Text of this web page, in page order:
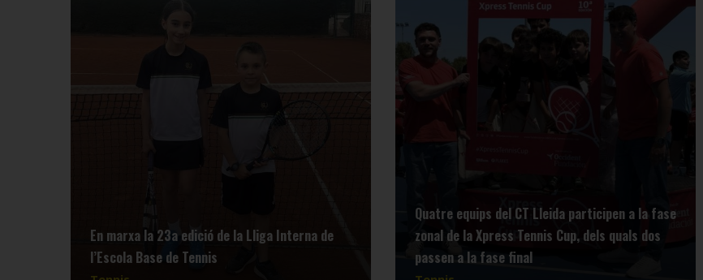
En marxa la 23a edició de la Lliga Interna de
l’Escola Base de Tennis
Quatre equips del CT Lleida participen a la fase
zonal de la Xpress Tennis Cup, dels quals dos
passen a la fase final